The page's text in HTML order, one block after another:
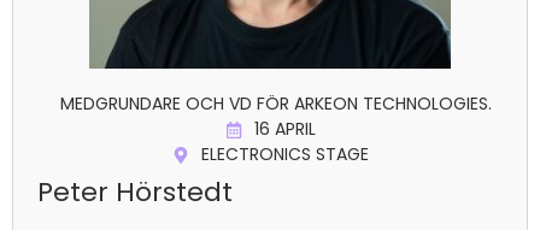
MEDGRUNDARE OCH VD FÖR ARKEON TECHNOLOGIES.
16 APRIL
ELECTRONICS STAGE
Peter Hörstedt